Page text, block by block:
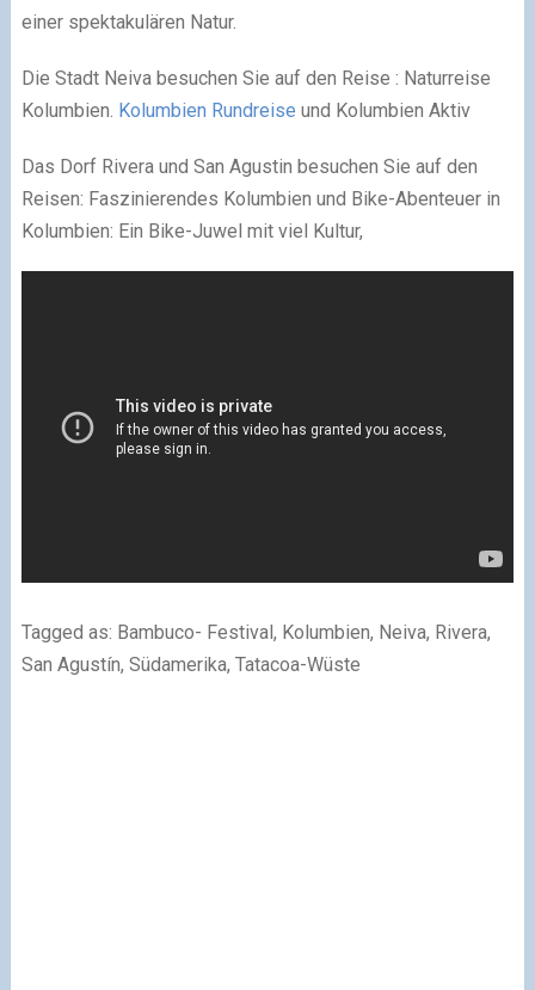
einer spektakulären Natur.
Die Stadt Neiva besuchen Sie auf den Reise : Naturreise
Kolumbien. Kolumbien Rundreise und Kolumbien Aktiv
Das Dorf Rivera und San Agustin besuchen Sie auf den
Reisen: Faszinierendes Kolumbien und Bike-Abenteuer in
Kolumbien: Ein Bike-Juwel mit viel Kultur,
Tagged as: Bambuco- Festival, Kolumbien, Neiva, Rivera,
San Agustín, Südamerika, Tatacoa-Wüste